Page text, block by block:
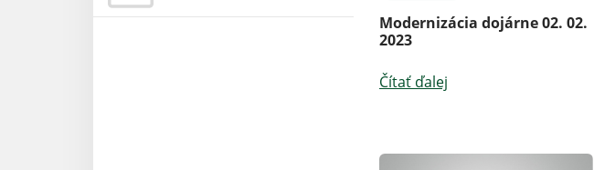
Modernizácia dojárne 02. 02.
2023
Čítať ďalej